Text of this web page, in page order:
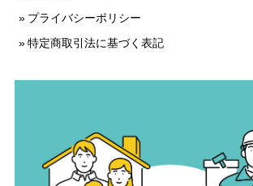
プライバシーポリシー
特定商取引法に基づく表記